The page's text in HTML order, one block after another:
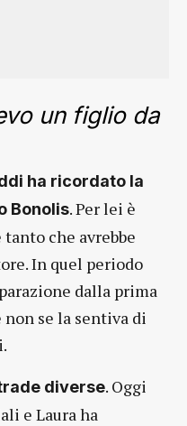
un figlio da
ha ricordato la
Bonolis. Per lei è
che avrebbe
In quel periodo
dalla prima
se la sentiva di
diverse. Oggi
e Laura ha